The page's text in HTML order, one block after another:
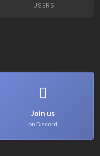
USERS
Join us
on Discord